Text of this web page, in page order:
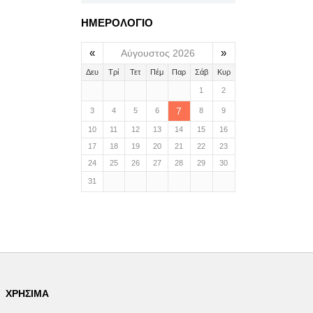
ΗΜΕΡΟΛΟΓΙΟ
« Αύγουστος 2026 »
Δευ Τρί Τετ Πέμ Παρ Σάβ Κυρ
1 2
3 4 5 6 7 8 9
10 11 12 13 14 15
16
17
18 19 20 21 22
23
24
25 26 27 28 29 30
31
ΧΡΉΣΙΜΑ